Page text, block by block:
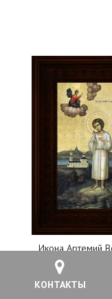
КОНТАКТЫ
Икона Артемий